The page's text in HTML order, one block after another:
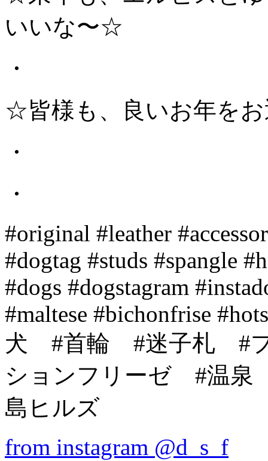
いいな〜☆
・
☆皆様も、良いお年を
・
・
#original #leather
#dogtag #studs #spangle
#dogs #dogstagram
#maltese #bichonfrise
犬 #首輪 #迷子札 #
ションフリーゼ #温泉
島ヒルズ
from instagram @d_s_f